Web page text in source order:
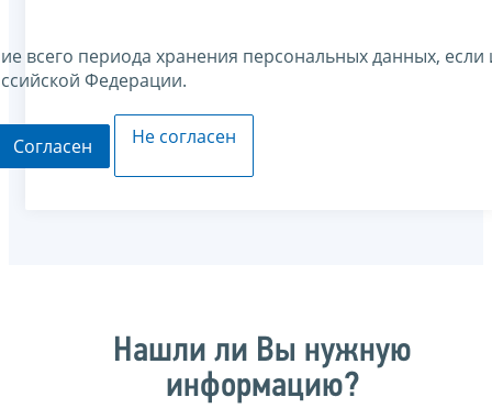
всего периода хранения персональных данных,
Федерации.
Согласен Не согласен
Нашли ли Вы нужную
информацию?